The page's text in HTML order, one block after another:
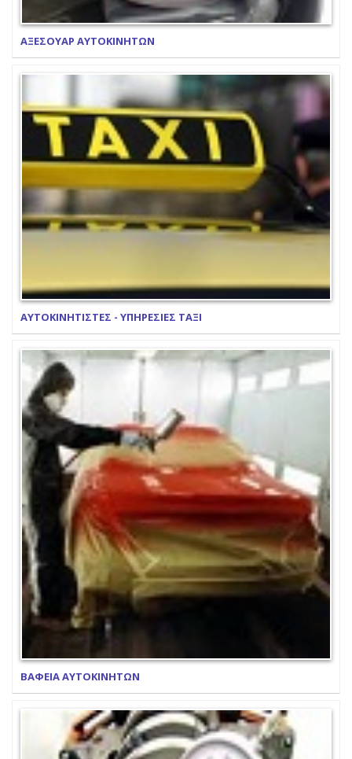
ΑΞΕΣΟΥΑΡ ΑΥΤΟΚΙΝΗΤΩΝ
ΑΥΤΟΚΙΝΗΤΙΣΤΕΣ - ΥΠΗΡΕΣΙΕΣ ΤΑΞΙ
ΒΑΦΕΙΑ ΑΥΤΟΚΙΝΗΤΩΝ